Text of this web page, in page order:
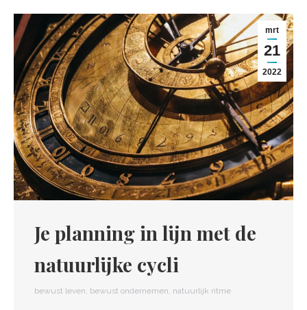
mrt
21
2022
Je planning in lijn met de
natuurlijke cycli
bewust leven, bewust ondernemen, natuurlijk ritme